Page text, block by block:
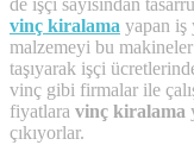
de işçi sayısından
vinç kiralama yapan iş
malzemeyi bu
taşıyarak işçi
vinç gibi firmalar ile
fiyatlara vinç kiralama
çıkıyorlar.